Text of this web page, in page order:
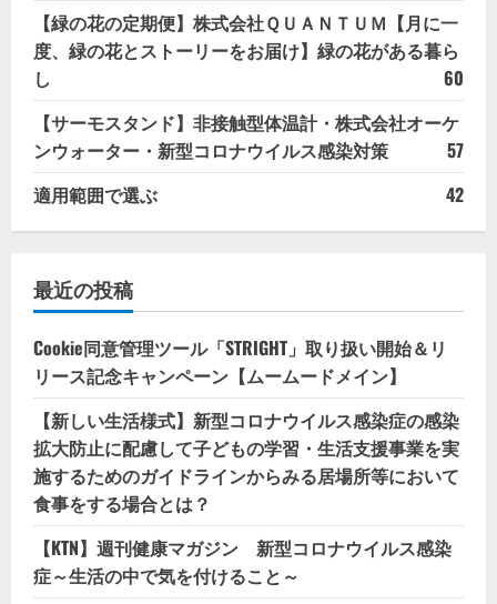
【緑の花の定期便】株式会社ＱＵＡＮＴＵＭ【月に一
度、緑の花とストーリーをお届け】緑の花がある暮ら
し
60
【サーモスタンド】非接触型体温計・株式会社オーケ
ンウォーター・新型コロナウイルス感染対策
57
適用範囲で選ぶ
42
最近の投稿
Cookie同意管理ツール「STRIGHT」取り扱い開始＆リ
リース記念キャンペーン【ムームードメイン】
【新しい生活様式】新型コロナウイルス感染症の感染
拡大防止に配慮して子どもの学習・生活支援事業を実
施するためのガイドラインからみる居場所等において
食事をする場合とは？
【KTN】週刊健康マガジン 新型コロナウイルス感染
症～生活の中で気を付けること～